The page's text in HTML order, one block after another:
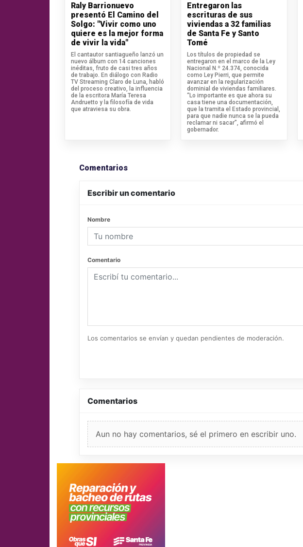
Raly Barrionuevo
presentó El Camino del
Solgo: "Vivir como uno
quiere es la mejor forma
de vivir la vida"
El cantautor santiagueño lanzó un
nuevo álbum con 14 canciones
inéditas, fruto de casi tres años
de trabajo. En diálogo con Radio
TV Streaming Claro de Luna, habló
del proceso creativo, la influencia
de la escritora María Teresa
Andruetto y la filosofía de vida
que atraviesa su obra.
Entregaron las
escrituras de sus
viviendas a 32 familias
de Santa Fe y Santo
Tomé
Los títulos de propiedad se
entregaron en el marco de la Ley
Nacional N.º 24.374, conocida
como Ley Pierri, que permite
avanzar en la regularización
dominial de viviendas familiares.
“Lo importante es que ahora su
casa tiene una documentación,
que la tramita el Estado provincial,
para que nadie nunca se la pueda
reclamar ni sacar”, afirmó el
gobernador.
Comentarios
Escribir un comentario
Nombre
Comentario
Los comentarios se envían y quedan pendientes de moderación.
Comentarios
Aun no hay comentarios, sé el primero en escribir uno.